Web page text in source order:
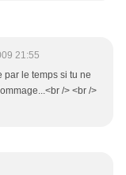
21:55
par le temps si tu ne
/> <br />